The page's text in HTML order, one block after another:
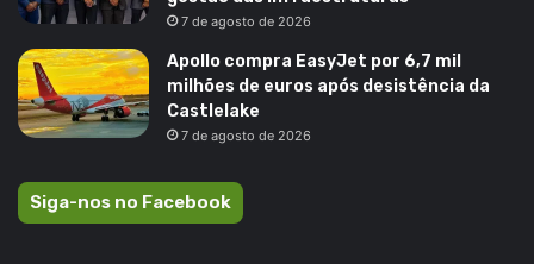
7 de agosto de 2026
Apollo compra EasyJet por 6,7 mil
milhões de euros após desistência da
Castlelake
7 de agosto de 2026
Siga-nos no Facebook